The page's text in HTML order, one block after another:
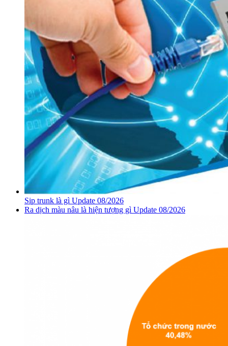
Sip trunk là gì Update 08/2026
Ra dịch màu nâu là hiện tượng gì Update 08/2026